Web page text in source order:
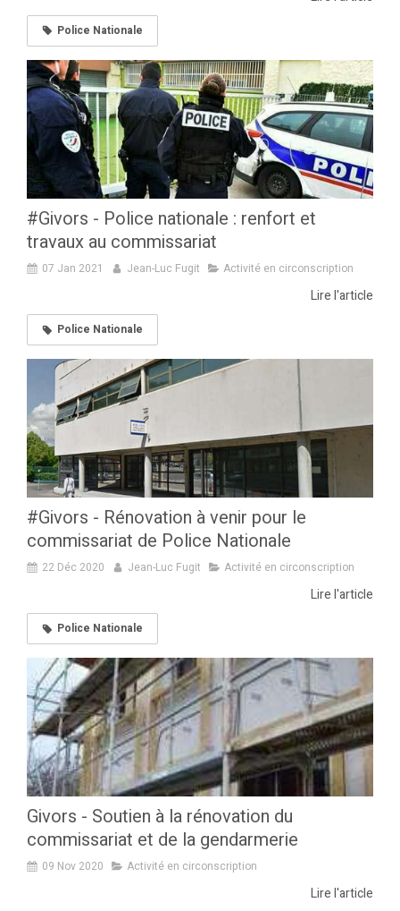
Police Nationale
#Givors - Police nationale : renfort et
travaux au commissariat
07 Jan 2021 Jean-Luc Fugit Activité en circonscription
Lire l'article
Police Nationale
#Givors - Rénovation à venir pour le
commissariat de Police Nationale
22 Déc 2020 Jean-Luc Fugit Activité en circonscription
Lire l'article
Police Nationale
Givors - Soutien à la rénovation du
commissariat et de la gendarmerie
09 Nov 2020 Activité en circonscription
Lire l'article